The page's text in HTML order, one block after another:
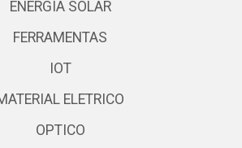
ENERGIA SOLAR
FERRAMENTAS
IOT
ELETRICO
OPTICO